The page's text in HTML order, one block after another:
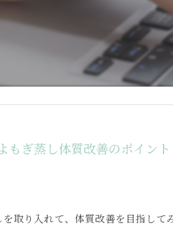
もぎ蒸し体質改善のポイン
を取り入れて、体質改善を目指し